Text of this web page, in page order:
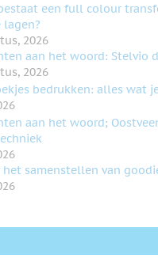
een full colour
lagen?
2026
aan het woord: Stelvio
2026
bedrukken: alles wat
aan het woord;
het samenstellen van